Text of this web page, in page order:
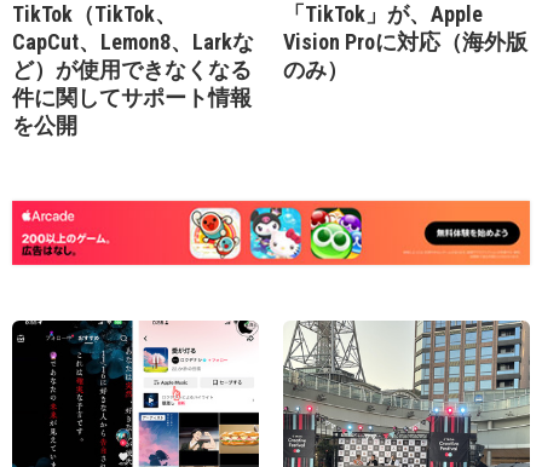
TikTok（TikTok、
CapCut、Lemon8、Larkな
ど）が使用できなくなる
件に関してサポート情報
を公開
「TikTok」が、Apple
Vision Proに対応（海外版
のみ）